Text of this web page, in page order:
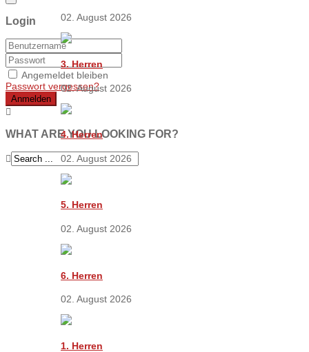
Login
Angemeldet bleiben
Passwort vergessen?
Anmelden
WHAT ARE YOU LOOKING FOR?
02. August 2026
3. Herren
02. August 2026
4. Herren
02. August 2026
5. Herren
02. August 2026
6. Herren
02. August 2026
1. Herren